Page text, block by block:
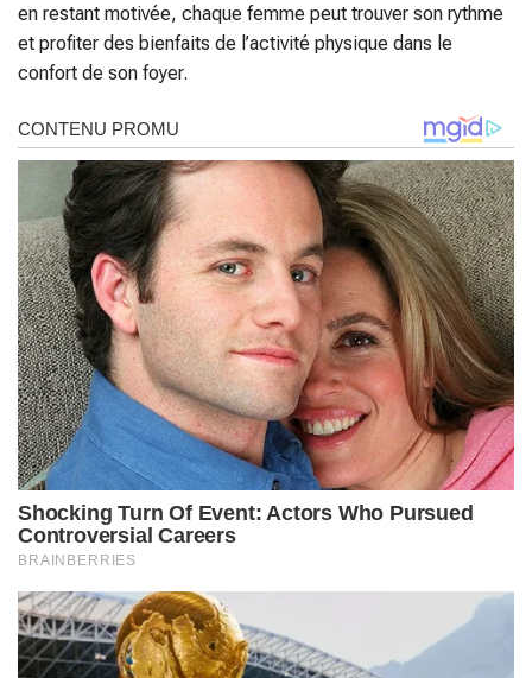
en restant motivée, chaque femme peut trouver son rythme
et profiter des bienfaits de l’activité physique dans le
confort de son foyer.